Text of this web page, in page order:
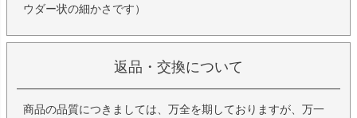
ウダー状の細かさです）
返品・交換について
商品の品質につきましては、万全を期しておりますが、万一